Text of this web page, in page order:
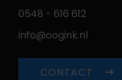
0548 - 616 612
info@oogink.nl
CONTACT